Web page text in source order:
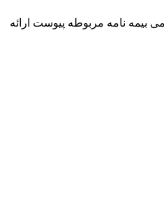
بیمه نامه مربوطه پیوست ارائه